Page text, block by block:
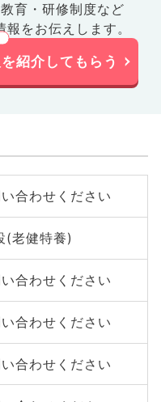
教育・研修制度など
をお伝えします。
紹介してもらう
合わせください
(老健特養)
合わせください
合わせください
合わせください